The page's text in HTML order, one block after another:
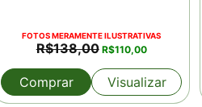
FOTOS MERAMENTE ILUSTRATIVAS
R$138,00 O
preço
original
era:
R$138,00.
R$110,00O
atual
é:
R$110,00.
Comprar Visualizar